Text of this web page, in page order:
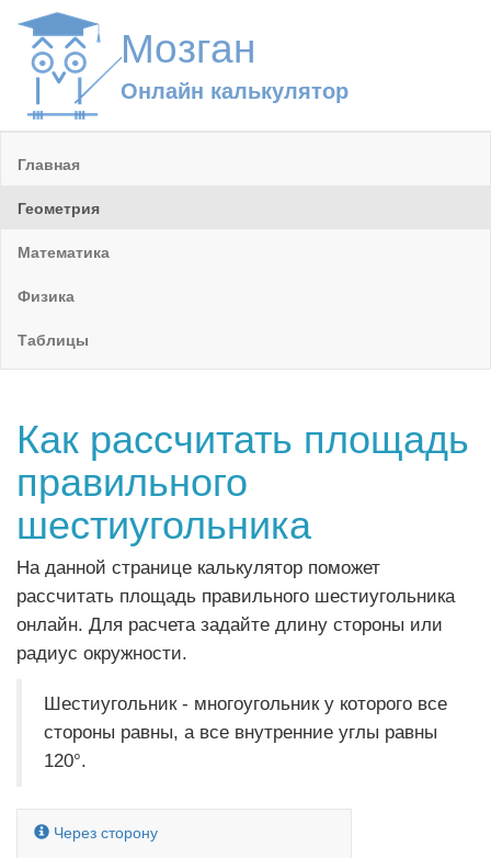
Мозган
Онлайн калькулятор
Главная
Геометрия
Математика
Физика
Таблицы
Как рассчитать площадь
правильного
шестиугольника
На данной странице калькулятор поможет
рассчитать площадь правильного шестиугольника
онлайн. Для расчета задайте длину стороны или
радиус окружности.
Шестиугольник - многоугольник у которого все
стороны равны, а все внутренние углы равны
120°.
Через сторону